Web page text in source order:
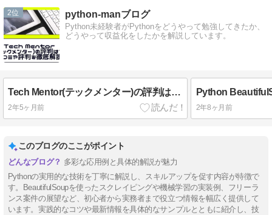
2 python-manブログ
Python未経験者がPythonをどうやって勉強してきたか、
どうやって収益化をしたかを解説しています。
Tech Mentor(テックメンター)の評判は？口コミや評判を徹底解説
2年5ヶ月前 2年8ヶ月前
このブログのここがポイント
多彩な応用例と具体的解説が魅力
Pythonの実用的な技術を丁寧に解説し、スキルアップを促す内容が特徴で
す。BeautifulSoupを使ったスクレイピングや機械学習の実装例、フリーラ
ンス案件の展望など、初心者から実務者まで役立つ情報を幅広く提供して
います。実践的なコツや最新情報を具体的なサンプルとともに紹介し、技